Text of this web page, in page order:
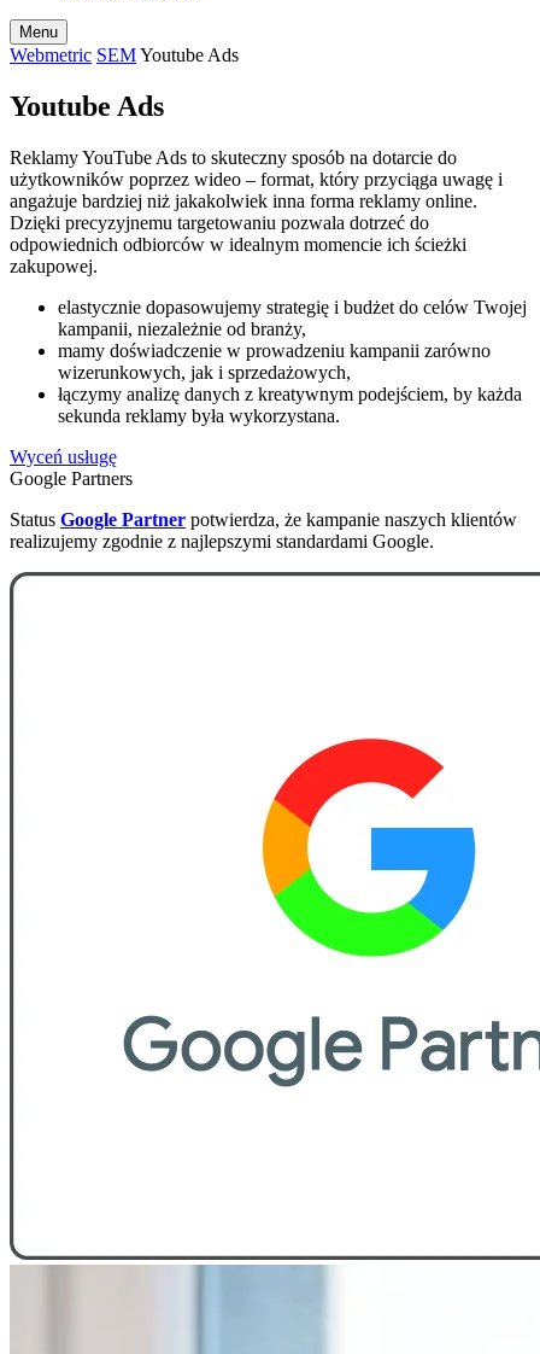
Menu
Webmetric SEMYoutube Ads
Youtube Ads
Reklamy YouTube Ads to skuteczny sposób na dotarcie do
użytkowników poprzez wideo – format, który przyciąga uwagę i
angażuje bardziej niż jakakolwiek inna forma reklamy online.
Dzięki precyzyjnemu targetowaniu pozwala dotrzeć do
odpowiednich odbiorców w idealnym momencie ich ścieżki
zakupowej.
elastycznie dopasowujemy strategię i budżet do celów Twojej
kampanii, niezależnie od branży,
mamy doświadczenie w prowadzeniu kampanii zarówno
wizerunkowych, jak i sprzedażowych,
łączymy analizę danych z kreatywnym podejściem, by każda
sekunda reklamy była wykorzystana.
Wyceń usługę
Google Partners
Status Google Partner potwierdza, że kampanie naszych klientów
realizujemy zgodnie z najlepszymi standardami Google.